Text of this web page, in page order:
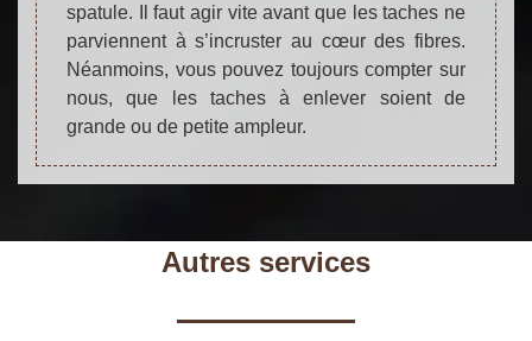
spatule. Il faut agir vite avant que les taches ne
parviennent à s’incruster au cœur des fibres.
Néanmoins, vous pouvez toujours compter sur
nous, que les taches à enlever soient de
grande ou de petite ampleur.
Autres services